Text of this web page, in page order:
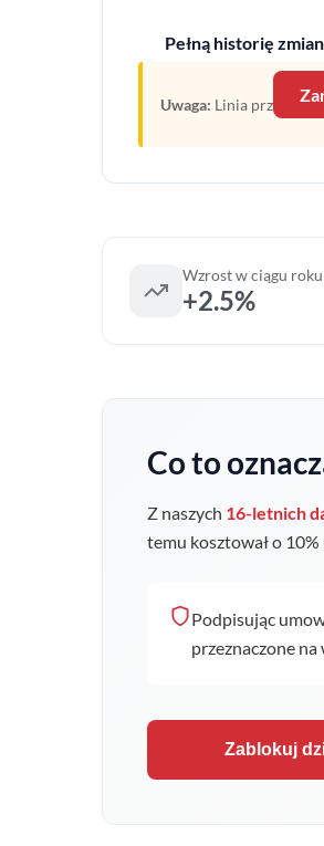
Pełną historię
Uwaga: Linia
Wzrost w ciągu roku
+2.5%
Co to
Z naszych 16-letnich
temu kosztował o 10%
Podpisując
przeznaczone
Zablokuj